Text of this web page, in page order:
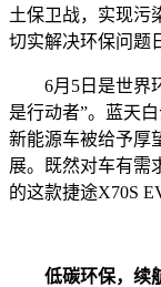
土保卫战，实现污
切实解决环保问题
6月5日是世界环
是行动者”。蓝天
新能源车被给予厚
展。既然对车有需
的这款捷途X70S
低碳环保，续